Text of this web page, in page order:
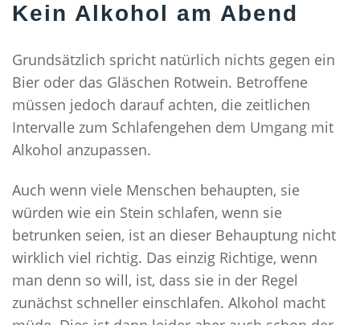
Kein Alkohol am Abend
Grundsätzlich spricht natürlich nichts gegen ein
Bier oder das Gläschen Rotwein. Betroffene
müssen jedoch darauf achten, die zeitlichen
Intervalle zum Schlafengehen dem Umgang mit
Alkohol anzupassen.
Auch wenn viele Menschen behaupten, sie
würden wie ein Stein schlafen, wenn sie
betrunken seien, ist an dieser Behauptung nicht
wirklich viel richtig. Das einzig Richtige, wenn
man denn so will, ist, dass sie in der Regel
zunächst schneller einschlafen. Alkohol macht